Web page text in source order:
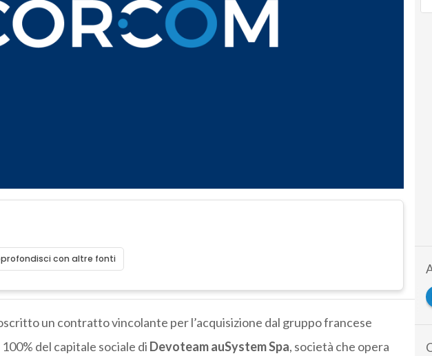
con altre fonti
un contratto vincolante per l’acquisizione dal gruppo francese
100% del capitale sociale di Devoteam auSystem Spa, società che opera